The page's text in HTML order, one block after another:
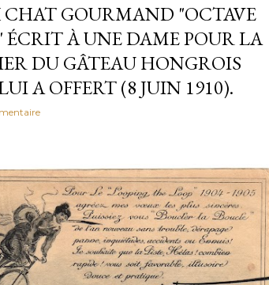
CHAT GOURMAND "OCTAVE
À UNE DAME POUR LA
DU GÂTEAU HONGROIS
A OFFERT (8 JUIN 1910).